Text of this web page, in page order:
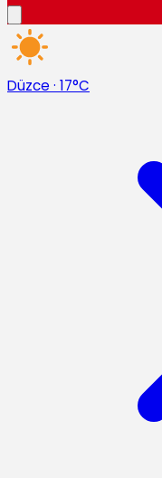
Düzce · 17°C